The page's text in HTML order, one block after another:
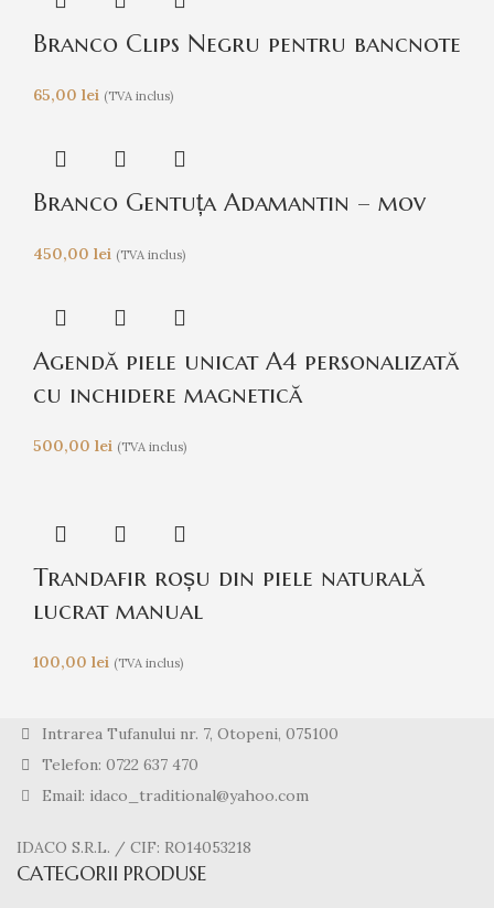
Branco Clips Negru pentru bancnote
65,00 lei (TVA inclus)
Branco Gentuța Adamantin – mov
450,00 lei (TVA inclus)
Agendă piele unicat A4 personalizată
cu inchidere magnetică
500,00 lei (TVA inclus)
Trandafir roșu din piele naturală
lucrat manual
100,00 lei (TVA inclus)
Intrarea Tufanului nr. 7, Otopeni, 075100
Telefon: 0722 637 470
Email: idaco_traditional@yahoo.com
IDACO S.R.L. / CIF: RO14053218
CATEGORII PRODUSE